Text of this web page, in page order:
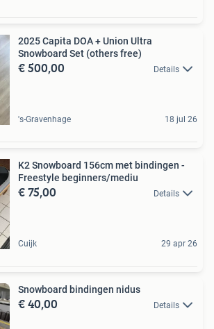
2025 Capita DOA + Union Ultra
Snowboard Set (others free)
€ 500,00 Details
's-Gravenhage 18 jul 26
K2 Snowboard 156cm met bindingen -
Freestyle beginners/mediu
€ 75,00 Details
Cuijk 29 apr 26
Snowboard bindingen nidus
€ 40,00 Details